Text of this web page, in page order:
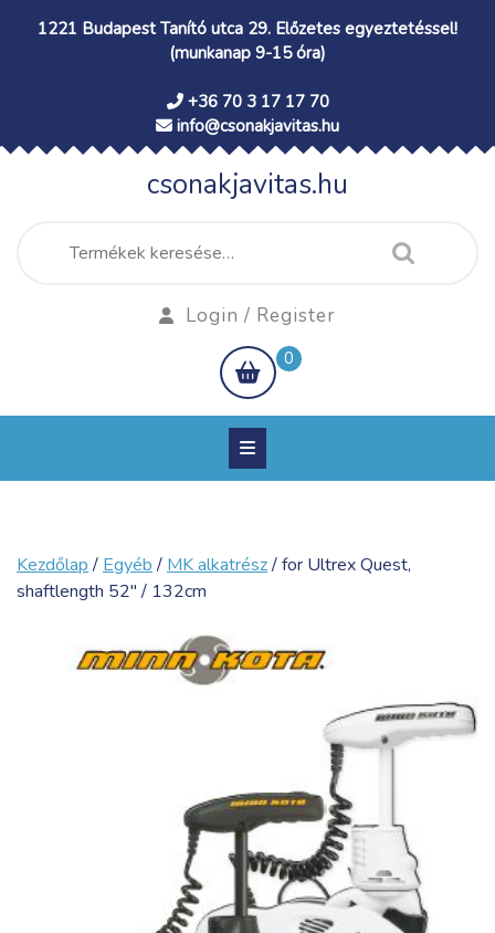
1221 Budapest Tanító utca 29. Előzetes egyeztetéssel!
(munkanap 9-15 óra)
+36 70 3 17 17 70
info@csonakjavitas.hu
csonakjavitas.hu
Keresés
a
Login / Register
shopping
cart
0
Kezdőlap/ Egyéb/ MK alkatrész/ for Ultrex Quest,
shaftlength 52″ / 132cm